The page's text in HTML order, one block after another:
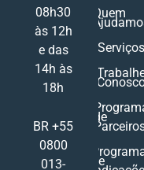
08h30
às 12h
e das
14h às
18h
BR +55
0800
013-
Quem
Ajudamos
Serviços
Trabalhe
Conosco
Programa
de
Parceiros
Programa
de